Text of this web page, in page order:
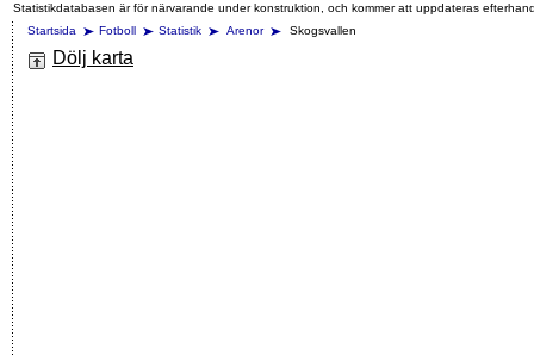
Statistikdatabasen är för närvarande under konstruktion, och kommer att uppdateras
Startsida
Fotboll Statistik Arenor Skogsvallen
Dölj karta